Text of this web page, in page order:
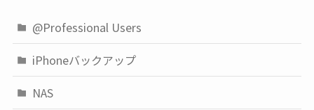
@Professional Users
iPhoneバックアップ
NAS